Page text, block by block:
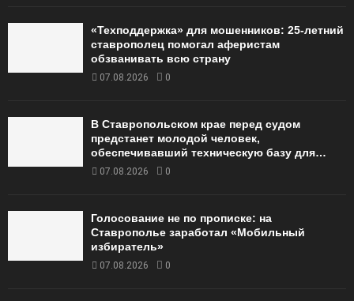
«Техподдержка» для мошенников: 25-летний
ставрополец помогал аферистам
обзванивать всю страну
07.08.2026 0
В Ставропольском крае перед судом
предстанет молодой человек,
обеспечивавший техническую базу для…
07.08.2026 0
Голосование не по прописке: на
Ставрополье заработал «Мобильный
избиратель»
07.08.2026 0